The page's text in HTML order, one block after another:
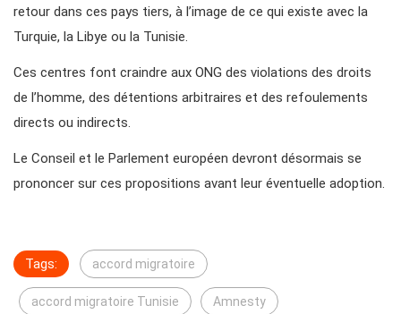
retour dans ces pays tiers, à l’image de ce qui existe avec la
Turquie, la Libye ou la Tunisie.
Ces centres font craindre aux ONG des violations des droits
de l’homme, des détentions arbitraires et des refoulements
directs ou indirects.
Le Conseil et le Parlement européen devront désormais se
prononcer sur ces propositions avant leur éventuelle adoption.
Tags: accord migratoire
accord migratoire Tunisie Amnesty